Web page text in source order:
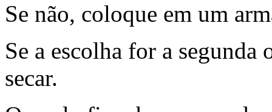
Se não, coloque em um
Se a escolha for a segunda
secar.